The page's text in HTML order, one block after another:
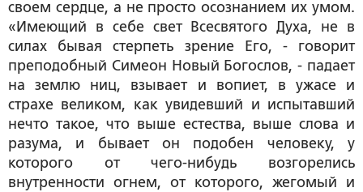
своем сердце, а не просто осознанием их умом.
«Имеющий в себе свет Всесвятого Духа, не в
силах бывая стерпеть зрение Его, - говорит
преподобный Симеон Новый Богослов, - падает
на землю ниц, взывает и вопиет, в ужасе и
страхе великом, как увидевший и испытавший
нечто такое, что выше естества, выше слова и
разума, и бывает он подобен человеку, у
которого от чего-нибудь возгорелись
внутренности огнем, от которого, жегомый и